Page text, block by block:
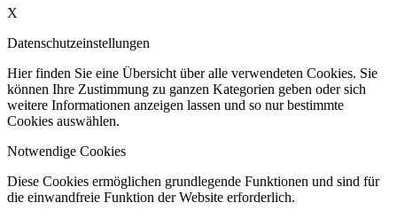
X
Datenschutzeinstellungen
Hier finden Sie eine Übersicht über alle verwendeten Cookies. Sie
können Ihre Zustimmung zu ganzen Kategorien geben oder sich
weitere Informationen anzeigen lassen und so nur bestimmte
Cookies auswählen.
Notwendige Cookies
Diese Cookies ermöglichen grundlegende Funktionen und sind für
die einwandfreie Funktion der Website erforderlich.